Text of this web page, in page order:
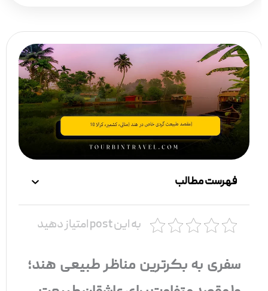
فهرست مطالب
به این post امتیاز دهید
سفری به بکرترین مناظر طبیعی هند؛